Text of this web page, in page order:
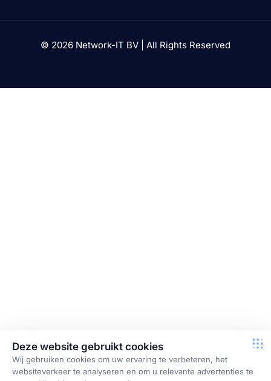
© 2026 Network-IT BV | All Rights Reserved